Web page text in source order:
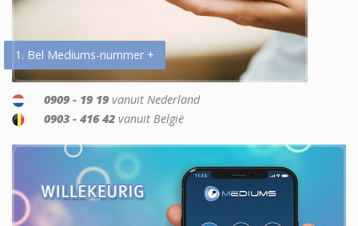
1. Bel Mediums-nummer +
0909 - 19 19 vanuit Nederland
0903 - 416 42 vanuit België